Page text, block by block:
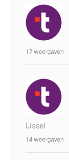
17 weergaven
IJssel
14 weergaven